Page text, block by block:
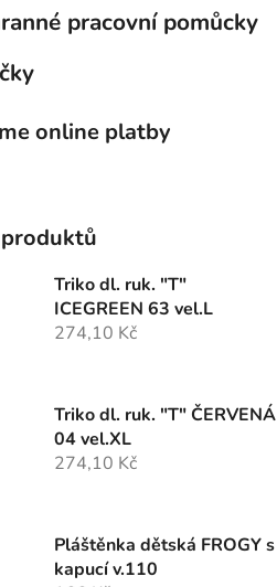
pracovní pomůcky
online platby
Triko dl. ruk. "T"
ICEGREEN 63 vel.L
274,10 Kč
Triko dl. ruk. "T" ČERVENÁ
04 vel.XL
274,10 Kč
Pláštěnka dětská FROGY s
kapucí v.110